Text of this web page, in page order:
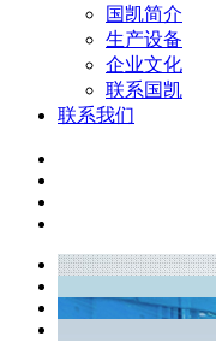
国凯简介
生产设备
企业文化
联系国凯
联系我们